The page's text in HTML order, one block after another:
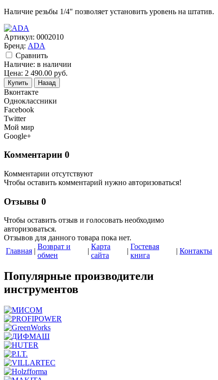
Наличие резьбы 1/4" позволяет установить уровень на штатив.
Артикул: 0002010
Бренд: ADA
Cравнить
Наличие: в наличии
Цена: 2 490.00 руб.
Купить Назад
Вконтакте
Одноклассники
Facebook
Twitter
Мой мир
Google+
Комментарии 0
Комментарии отсутствуют
Чтобы оставить комментарий нужно авторизоваться!
Отзывы 0
Чтобы оcтавить отзыв и голосовать необходимо
авторизоваться.
Отзывов для данного товара пока нет.
Главная |
Возврат и
обмен
|
Карта
сайта
|
Гостевая
книга
| Контакты
Популярные производители
инструментов